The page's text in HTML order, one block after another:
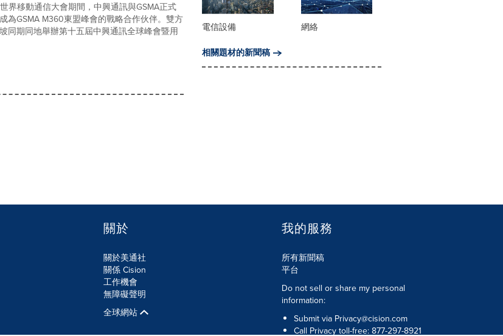
界移動通信大會期間，中興通訊與GSMA正式
為GSMA M360東盟峰會的戰略合作伙伴。雙方
同期同地舉辦第十五屆中興通訊全球峰會暨用
電信設備
網絡
相關題材的新聞稿
關於
關於美通社
關係 Cision
工作機會
無障礙聲明
全球網站
我的服務
所有新聞稿
平台
Do not sell or share my personal
information:
Submit via Privacy@cision.com
Call Privacy toll-free: 877-297-8921